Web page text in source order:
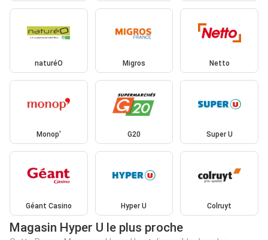
naturéO Migros Netto
Monop' G20 Super U
Géant Casino Hyper U Colruyt
Magasin Hyper U le plus proche